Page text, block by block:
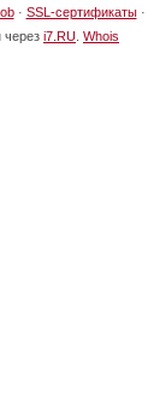
· SSL-сертификаты·
через i7.RU Whois